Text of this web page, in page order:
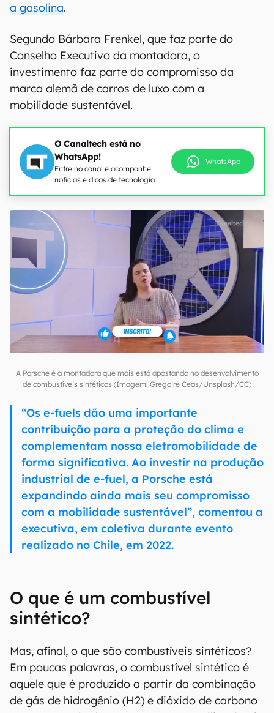
a gasolina.
Segundo Bárbara Frenkel, que faz parte do
Conselho Executivo da montadora, o
investimento faz parte do compromisso da
marca alemã de carros de luxo com a
mobilidade sustentável.
O Canaltech está no
WhatsApp!
Entre no canal e acompanhe
notícias e dicas de tecnologia
WhatsApp
A Porsche é a montadora que mais está apostando no desenvolvimento
de combustíveis sintéticos (Imagem: Gregoire Ceas/Unsplash/CC)
“Os e-fuels dão uma importante
contribuição para a proteção do clima e
complementam nossa eletromobilidade de
forma significativa. Ao investir na produção
industrial de e-fuel, a Porsche está
expandindo ainda mais seu compromisso
com a mobilidade sustentável”, comentou a
executiva, em coletiva durante evento
realizado no Chile, em 2022.
O que é um combustível
sintético?
Mas, afinal, o que são combustíveis sintéticos?
Em poucas palavras, o combustível sintético é
aquele que é produzido a partir da combinação
de gás de hidrogênio (H2) e dióxido de carbono